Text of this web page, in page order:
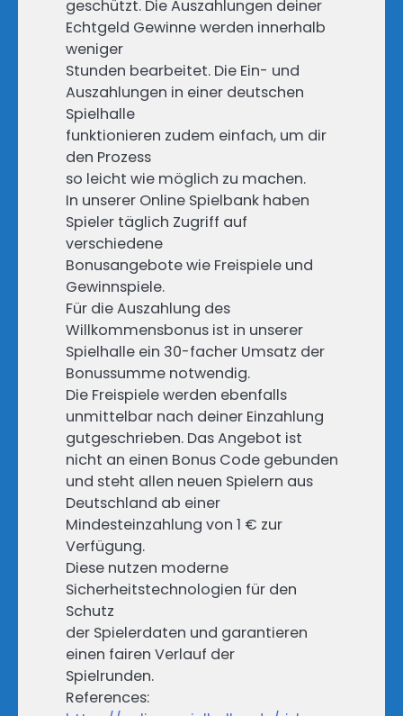
geschützt. Die Auszahlungen deiner
Echtgeld Gewinne werden innerhalb
weniger
Stunden bearbeitet. Die Ein- und
Auszahlungen in einer deutschen
Spielhalle
funktionieren zudem einfach, um dir
den Prozess
so leicht wie möglich zu machen.
In unserer Online Spielbank haben
Spieler täglich Zugriff auf
verschiedene
Bonusangebote wie Freispiele und
Gewinnspiele.
Für die Auszahlung des
Willkommensbonus ist in unserer
Spielhalle ein 30-facher Umsatz der
Bonussumme notwendig.
Die Freispiele werden ebenfalls
unmittelbar nach deiner Einzahlung
gutgeschrieben. Das Angebot ist
nicht an einen Bonus Code gebunden
und steht allen neuen Spielern aus
Deutschland ab einer
Mindesteinzahlung von 1 € zur
Verfügung.
Diese nutzen moderne
Sicherheitstechnologien für den
Schutz
der Spielerdaten und garantieren
einen fairen Verlauf der
Spielrunden.
References: